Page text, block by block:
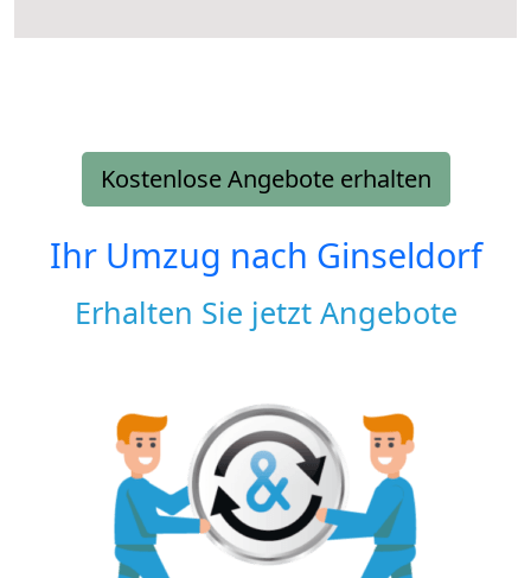
Kostenlose Angebote erhalten
Ihr Umzug nach Ginseldorf
Erhalten Sie jetzt Angebote